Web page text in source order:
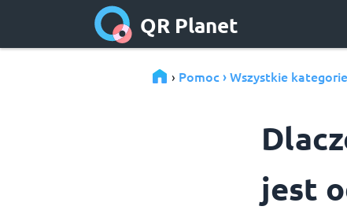
QR Planet
› Pomoc › Wszystkie kategorie
jest